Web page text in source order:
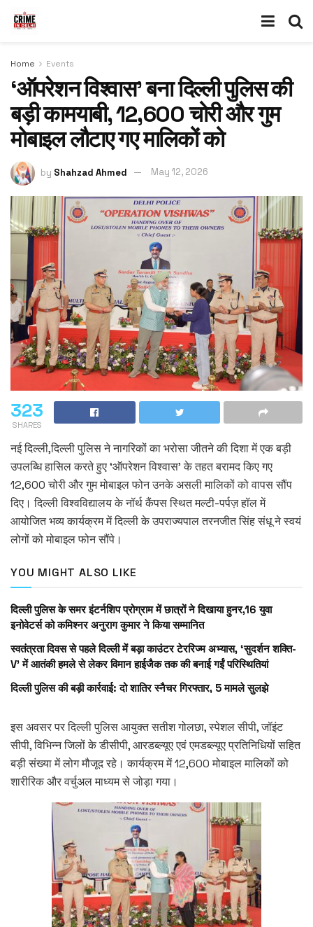
Home Events
‘ऑपरेशन विश्वास’ बना दिल्ली पुलिस की
बड़ी कामयाबी, 12,600 चोरी और गुम
मोबाइल लौटाए गए मालिकों को
by Shahzad Ahmed May 12, 2026
323
SHARES
नई दिल्ली,दिल्ली पुलिस ने नागरिकों का भरोसा जीतने की दिशा में एक बड़ी
उपलब्धि हासिल करते हुए ‘ऑपरेशन विश्वास’ के तहत बरामद किए गए
12,600 चोरी और गुम मोबाइल फोन उनके असली मालिकों को वापस सौंप
दिए। दिल्ली विश्वविद्यालय के नॉर्थ कैंपस स्थित मल्टी-पर्पज़ हॉल में
आयोजित भव्य कार्यक्रम में दिल्ली के उपराज्यपाल तरनजीत सिंह संधू ने स्वयं
लोगों को मोबाइल फोन सौंपे।
YOU MIGHT ALSO LIKE
दिल्ली पुलिस के समर इंटर्नशिप प्रोग्राम में छात्रों ने दिखाया हुनर,16 युवा
इनोवेटर्स को कमिश्नर अनुराग कुमार ने किया सम्मानित
स्वतंत्रता दिवस से पहले दिल्ली में बड़ा काउंटर टेररिज्म अभ्यास, ‘सुदर्शन शक्ति-
V’ में आतंकी हमले से लेकर विमान हाईजैक तक की बनाई गईं परिस्थितियां
दिल्ली पुलिस की बड़ी कार्रवाई: दो शातिर स्नैचर गिरफ्तार, 5 मामले सुलझे
इस अवसर पर दिल्ली पुलिस आयुक्त सतीश गोलछा, स्पेशल सीपी, जॉइंट
सीपी, विभिन्न जिलों के डीसीपी, आरडब्ल्यूए एवं एमडब्ल्यूए प्रतिनिधियों सहित
बड़ी संख्या में लोग मौजूद रहे। कार्यक्रम में 12,600 मोबाइल मालिकों को
शारीरिक और वर्चुअल माध्यम से जोड़ा गया।